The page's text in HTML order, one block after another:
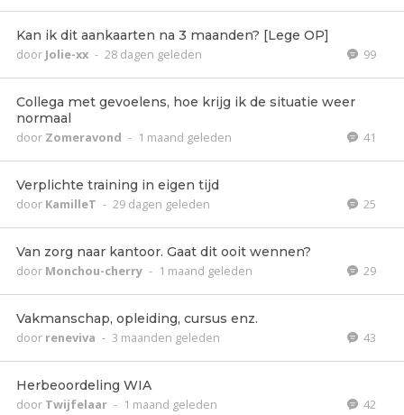
Kan ik dit aankaarten na 3 maanden? [Lege OP]
door Jolie-xx - 28 dagen geleden 99
Collega met gevoelens, hoe krijg ik de situatie weer
normaal
door Zomeravond - 1 maand geleden 41
Verplichte training in eigen tijd
door KamilleT - 29 dagen geleden 25
Van zorg naar kantoor. Gaat dit ooit wennen?
door Monchou-cherry - 1 maand geleden 29
Vakmanschap, opleiding, cursus enz.
door reneviva - 3 maanden geleden 43
Herbeoordeling WIA
door Twijfelaar - 1 maand geleden 42